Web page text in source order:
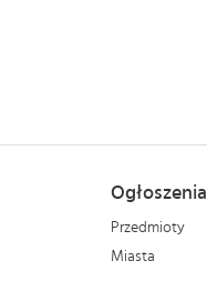
Ogłoszenia
Przedmioty
Miasta